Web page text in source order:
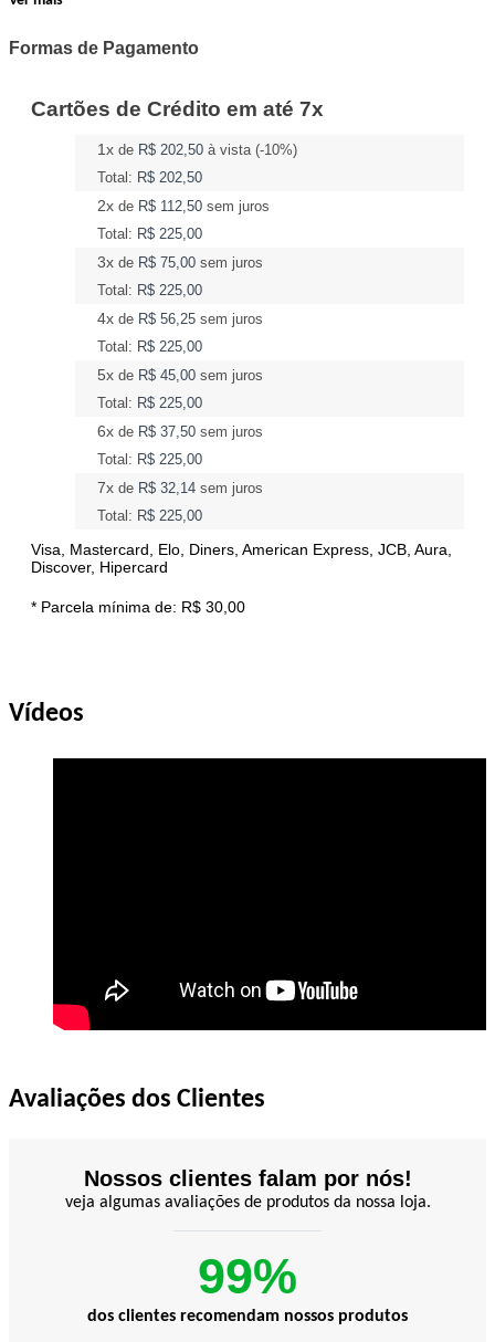
Formas de Pagamento
Cartões de Crédito em até 7x
1x de R$ 202,50 à vista (-10%)
Total: R$ 202,50
2x de R$ 112,50 sem juros
Total: R$ 225,00
3x de R$ 75,00 sem juros
Total: R$ 225,00
4x de R$ 56,25 sem juros
Total: R$ 225,00
5x de R$ 45,00 sem juros
Total: R$ 225,00
6x de R$ 37,50 sem juros
Total: R$ 225,00
7x de R$ 32,14 sem juros
Total: R$ 225,00
Visa, Mastercard, Elo, Diners, American Express, JCB, Aura,
Discover, Hipercard
* Parcela mínima de: R$ 30,00
Vídeos
Avaliações dos Clientes
Nossos clientes falam por nós!
veja algumas avaliações de produtos da nossa loja.
99%
dos clientes recomendam nossos produtos